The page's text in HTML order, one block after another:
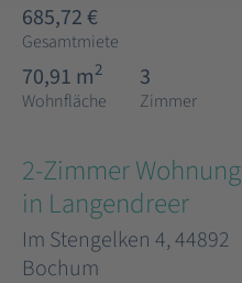
685,72 €
Gesamtmiete
70,91 m2
Wohnfläche
3
Zimmer
2-Zimmer Wohnung
in Langendreer
Im Stengelken 4, 44892
Bochum